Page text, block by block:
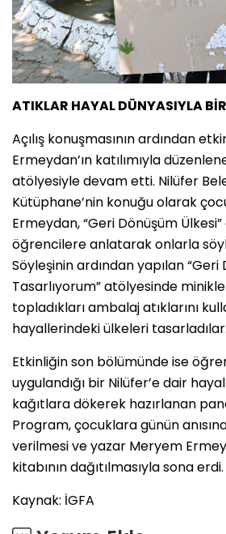
ATIKLAR HAYAL DÜNYASIYLA
Açılış konuşmasının ardından
Ermeydan’ın katılımıyla
atölyesiyle devam etti. Nilüfer
Kütüphane’nin konuğu olarak
Ermeydan, “Geri Dönüşüm Ülkesi”
öğrencilere anlatarak onlarla
Söyleşinin ardından yapılan
Tasarlıyorum” atölyesinde
topladıkları ambalaj atıklarını
hayallerindeki ülkeleri tasarladılar.
Etkinliğin son bölümünde ise
uygulandığı bir Nilüfer’e dair
kağıtlara dökerek hazırlanan
Program, çocuklara günün
verilmesi ve yazar Meryem
kitabının dağıtılmasıyla sona erdi.
Kaynak: İGFA